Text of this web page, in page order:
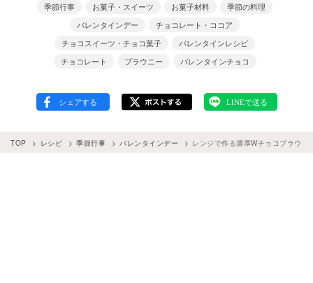
季節行事 お菓子・スイーツ お菓子材料
季節の料理
バレンタインデー
チョコレート・ココア
チョコスイーツ・チョコ菓子
バレンタインレシピ
チョコレート
ブラウニー バレンタインチョコ
TOP レシピ 季節行事 バレンタインデー レンジで作る濃厚Wチョコブラウニ